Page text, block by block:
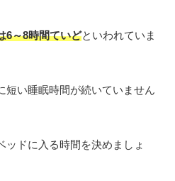
6～8時間ていどといわれていま
短い睡眠時間が続いていません
ドに入る時間を決めましょ